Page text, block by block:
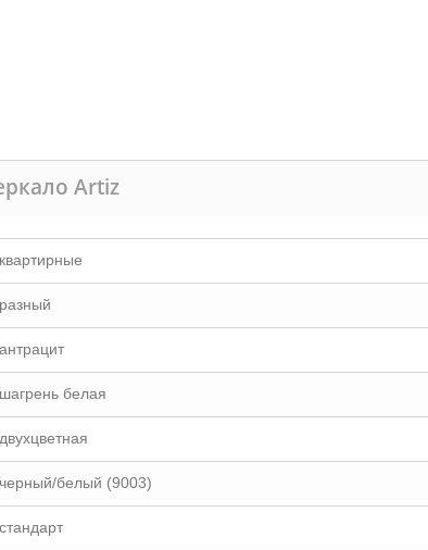
Artiz
квартирные
разный
антрацит
шагрень белая
двухцветная
черный/белый (9003)
стандарт